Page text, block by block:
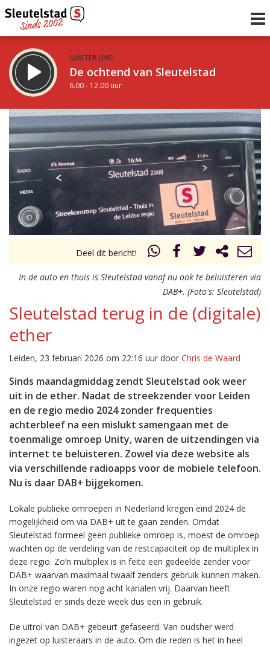
LUISTER LIVE:
De ochtend van Sleutelstad
6.00 - 12.00 uur
STRAKS:
De middag van Sleutelstad
12.00 - 18.00 uur
Vorig uur
uur 1 van 0 Volgend uur
Deel dit bericht!
In de auto en thuis is Sleutelstad vanaf nu ook te beluisteren via
DAB+. (Foto's: Sleutelstad)
Sleutelstad terug in de (digitale)
ether
Leiden, 23 februari 2026 om 22:16 uur door Chris de Waard
Sinds maandagmiddag zendt Sleutelstad ook weer
uit in de ether. Nadat de streekzender voor Leiden
en de regio medio 2024 zonder frequenties
achterbleef na een mislukt samengaan met de
toenmalige omroep Unity, waren de uitzendingen via
internet te beluisteren. Zowel via deze website als
via verschillende radioapps voor de mobiele telefoon.
Nu is daar DAB+ bijgekomen.
Lokale publieke omroepen in Nederland kregen eind 2024 de
mogelijkheid om via DAB+ uit te gaan zenden. Omdat
Sleutelstad formeel geen publieke omroep is, moest de omroep
wachten op de verdeling van de restcapaciteit op de multiplex in
deze regio. Zo’n multiplex is in feite een gedeelde zender voor
DAB+ waarvan maximaal twaalf zenders gebruik kunnen maken.
In onze regio waren nog acht kanalen vrij. Daarvan heeft
Sleutelstad er sinds deze week dus een in gebruik.
De uitrol van DAB+ gebeurt gefaseerd. Van oudsher werd
ingezet op luisteraars in de auto. Om die reden is het in heel